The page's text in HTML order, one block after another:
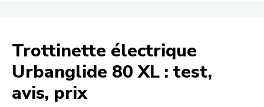
Trottinette électrique
Urbanglide 80 XL : test,
avis, prix